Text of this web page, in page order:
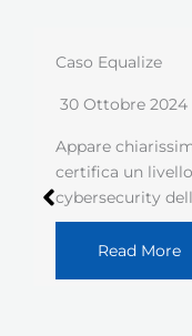
Caso Equalize
30 Ottobre 2024
Appare
certifica un livello
cybersecurity
Read More